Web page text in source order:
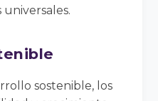
sostenible, los